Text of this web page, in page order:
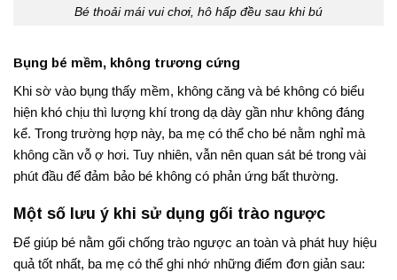
Bé thoải mái vui chơi, hô hấp đều sau khi bú
Bụng bé mềm, không trương cứng
Khi sờ vào bụng thấy mềm, không căng và bé không có biểu
hiện khó chịu thì lượng khí trong dạ dày gần như không đáng
kể. Trong trường hợp này, ba mẹ có thể cho bé nằm nghỉ mà
không cần vỗ ợ hơi. Tuy nhiên, vẫn nên quan sát bé trong vài
phút đầu để đảm bảo bé không có phản ứng bất thường.
Một số lưu ý khi sử dụng gối trào ngược
Để giúp bé nằm gối chống trào ngược an toàn và phát huy hiệu
quả tốt nhất, ba mẹ có thể ghi nhớ những điểm đơn giản sau: